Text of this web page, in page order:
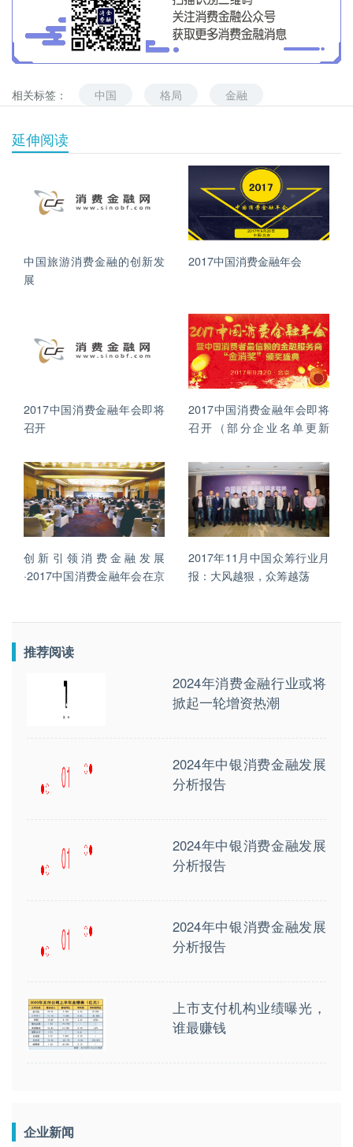
相关标签： 中国 格局 金融
延伸阅读
中国旅游消费金融的创新发
展
2017中国消费金融年会
2017中国消费金融年会即将
召开
2017中国消费金融年会即将
召开（部分企业名单更新
创新引领消费金融发展
·2017中国消费金融年会在京
2017年11月中国众筹行业月
报：大风越狠，众筹越荡
推荐阅读
2024年消费金融行业或将
掀起一轮增资热潮
2024年中银消费金融发展
分析报告
2024年中银消费金融发展
分析报告
2024年中银消费金融发展
分析报告
上市支付机构业绩曝光，
谁最赚钱
企业新闻